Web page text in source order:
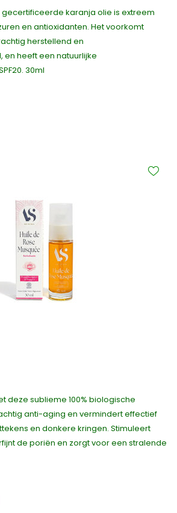
gecertificeerde karanja olie is extreem
en antioxidanten. Het voorkomt
herstellend en
heeft een natuurlijke
30ml
deze sublieme 100% biologische
anti-aging en vermindert effectief
en donkere kringen. Stimuleert
de poriën en zorgt voor een stralende